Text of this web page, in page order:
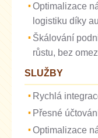
Optimalizace
logistiku díky
Škálování
růstu, bez
SLUŽBY
Rychlá
Přesné
Optimalizace